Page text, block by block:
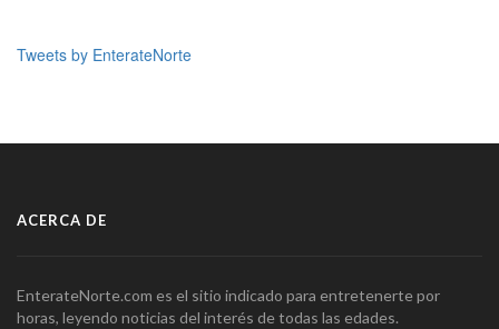
Tweets by EnterateNorte
ACERCA DE
EnterateNorte.com es el sitio indicado para entretenerte por
horas, leyendo noticias del interés de todas las edades.